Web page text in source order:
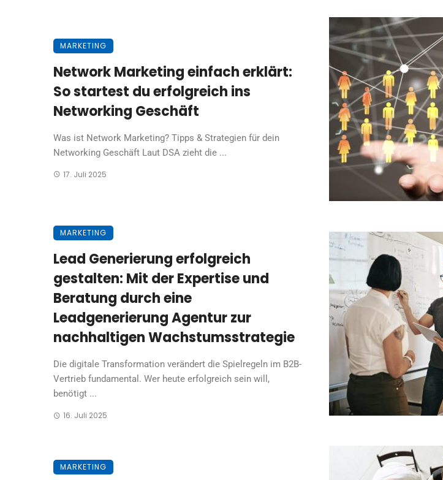
MARKETING
Network Marketing einfach erklärt:
So startest du erfolgreich ins
Networking Geschäft
Was ist Network Marketing? Tipps & Strategien für dein
Networking Geschäft Laut DSA zieht die ...
17. Juli 2025
MARKETING
Lead Generierung erfolgreich
gestalten: Mit der Expertise und
Beratung durch eine
Leadgenerierung Agentur zur
nachhaltigen Wachstumsstrategie
Die digitale Transformation verändert die Spielregeln im B2B-
Vertrieb fundamental. Wer heute erfolgreich sein will,
benötigt ...
16. Juli 2025
MARKETING